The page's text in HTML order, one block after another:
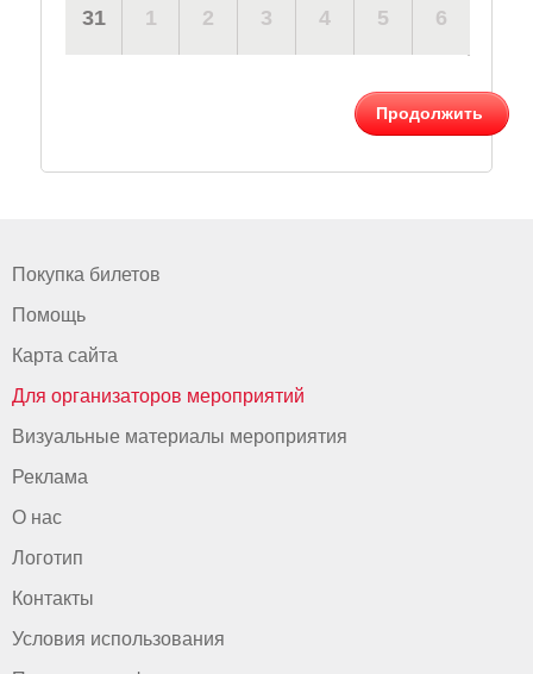
31 1 2 3 4 5 6
Продолжить
Покупка билетов
Помощь
Карта сайта
Для организаторов мероприятий
Визуальные материалы мероприятия
Реклама
О нас
Логотип
Контакты
Условия использования